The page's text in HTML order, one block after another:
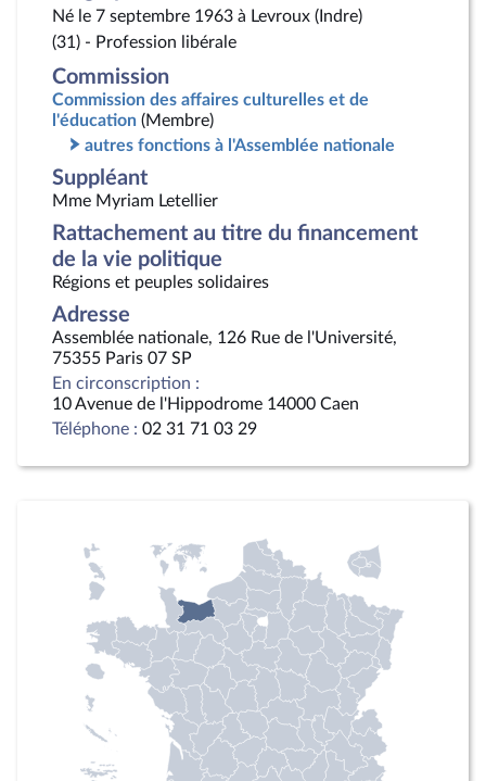
Né le 7 septembre 1963 à Levroux (Indre)
(31) - Profession libérale
Commission
Commission des affaires culturelles et de
l'éducation (Membre)
autres fonctions à l'Assemblée nationale
Suppléant
Mme Myriam Letellier
Rattachement au titre du financement
de la vie politique
Régions et peuples solidaires
Adresse
Assemblée nationale, 126 Rue de l'Université,
75355 Paris 07 SP
En circonscription :
10 Avenue de l'Hippodrome 14000 Caen
Téléphone : 02 31 71 03 29